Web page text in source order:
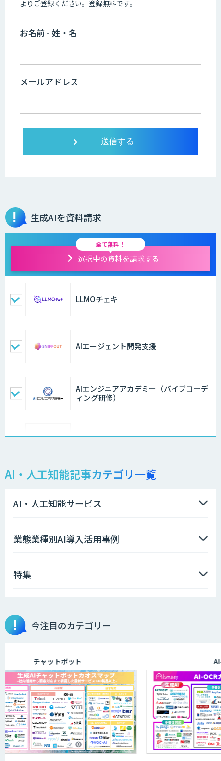
よりご登録ください。登録無料です。
お名前 - 姓・名
メールアドレス
生成AIを資料請求
全て無料！
選択中の資料を請求する
LLMOチェキ
AIエージェント開発支援
AIエンジニアアカデミー（バイブコーデ
ィング研修）
aiDAPTIV+
ELYZA Works with KDDI
医療文書作成を効率化する生成
AI「OPTiM AI ホスピタル」
オーダーメイドAI人材育成研修
Brain Plus for Sales
AI・人工知能記事カテゴリ一覧
AI・人工知能サービス
業態業種別AI導入活用事例
特集
今注目のカテゴリー
チャットボット AI-